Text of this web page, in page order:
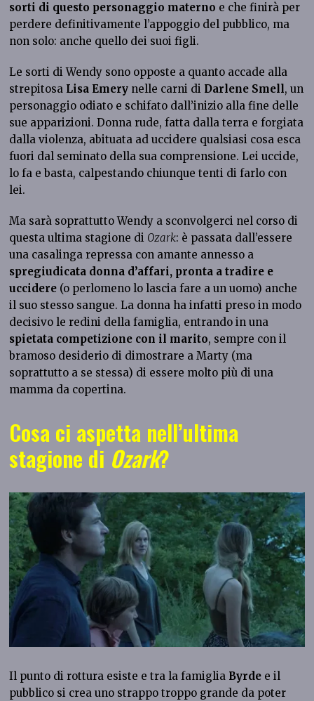
sorti di questo personaggio materno e che finirà per
perdere definitivamente l’appoggio del pubblico, ma
non solo: anche quello dei suoi figli.
Le sorti di Wendy sono opposte a quanto accade alla
strepitosa Lisa Emery nelle carni di Darlene Smell, un
personaggio odiato e schifato dall’inizio alla fine delle
sue apparizioni. Donna rude, fatta dalla terra e forgiata
dalla violenza, abituata ad uccidere qualsiasi cosa esca
fuori dal seminato della sua comprensione. Lei uccide,
lo fa e basta, calpestando chiunque tenti di farlo con
lei.
Ma sarà soprattutto Wendy a sconvolgerci nel corso di
questa ultima stagione di Ozark: è passata dall’essere
una casalinga repressa con amante annesso a
spregiudicata donna d’affari, pronta a tradire e
uccidere (o perlomeno lo lascia fare a un uomo) anche
il suo stesso sangue. La donna ha infatti preso in modo
decisivo le redini della famiglia, entrando in una
spietata competizione con il marito, sempre con il
bramoso desiderio di dimostrare a Marty (ma
soprattutto a se stessa) di essere molto più di una
mamma da copertina.
Cosa ci aspetta nell’ultima
stagione di Ozark?
Il punto di rottura esiste e tra la famiglia Byrde e il
pubblico si crea uno strappo troppo grande da poter